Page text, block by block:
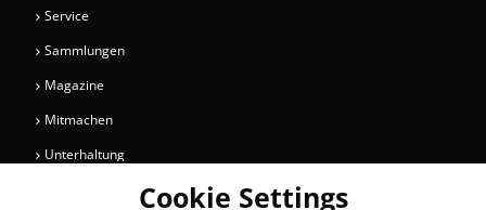
Service
Sammlungen
Magazine
Mitmachen
Unterhaltung
Cookie Settings